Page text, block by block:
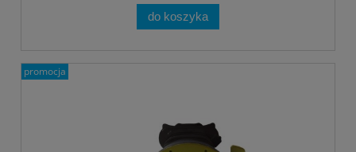
do koszyka
promocja